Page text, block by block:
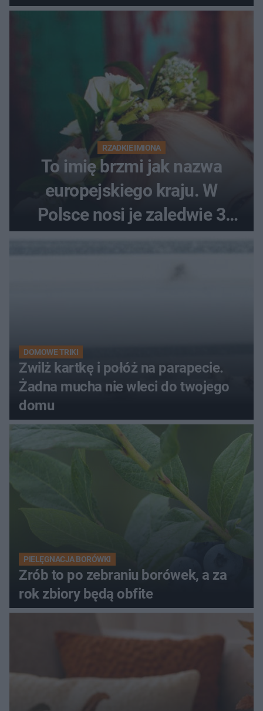
RZADKIE IMIONA
To imię brzmi jak nazwa
europejskiego kraju. W
Polsce nosi je zaledwie 3
kobiety
DOMOWE TRIKI
Zwilż kartkę i połóż na parapecie.
Żadna mucha nie wleci do twojego
domu
PIELĘGNACJA BORÓWKI
Zrób to po zebraniu borówek, a za
rok zbiory będą obfite